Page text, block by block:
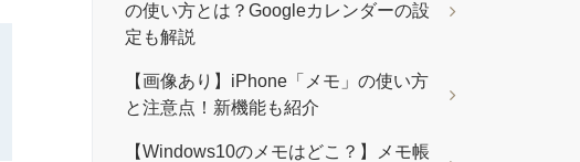
の使い方とは？Googleカレンダーの設
定も解説
【画像あり】iPhone「メモ」の使い方
と注意点！新機能も紹介
【Windows10のメモはどこ？】メモ帳